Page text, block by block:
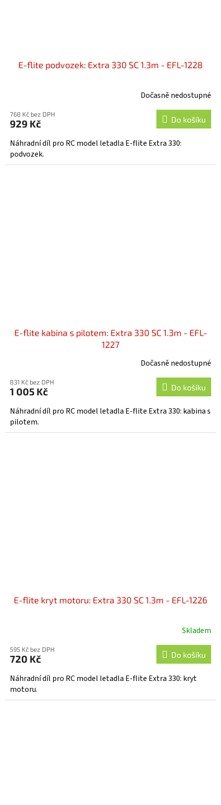
E-flite podvozek: Extra 330 SC 1.3m - EFL-1228
Dočasně nedostupné
768 Kč bez DPH
929 Kč Do košíku
Náhradní díl pro RC model letadla E-flite Extra 330:
podvozek.
E-flite kabina s pilotem: Extra 330 SC 1.3m - EFL-
1227
Dočasně nedostupné
831 Kč bez DPH
1 005 Kč Do košíku
Náhradní díl pro RC model letadla E-flite Extra 330: kabina s
pilotem.
E-flite kryt motoru: Extra 330 SC 1.3m - EFL-1226
Skladem
595 Kč bez DPH
720 Kč Do košíku
Náhradní díl pro RC model letadla E-flite Extra 330: kryt
motoru.